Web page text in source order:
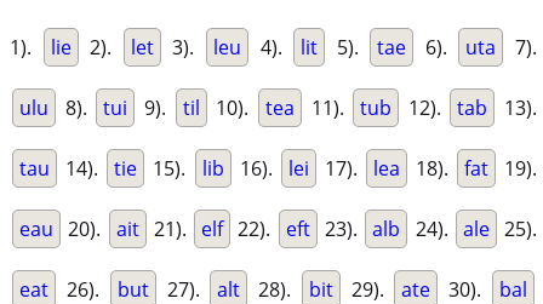
1). lie 2). let 3). leu 4). lit 5). tae 6). uta 7).
ulu 8). tui 9). til 10). tea 11). tub 12). tab 13).
tau 14). tie 15). lib 16). lei 17). lea 18). fat 19).
eau 20). ait 21). elf 22). eft 23). alb 24). ale 25).
eat 26). but 27). alt 28). bit 29). ate 30). bal